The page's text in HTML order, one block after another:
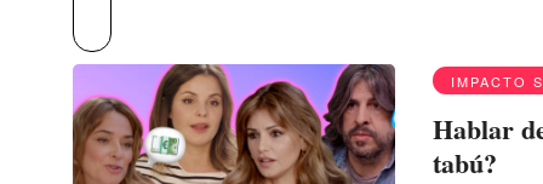
IMPACTO
Hablar
tabú?